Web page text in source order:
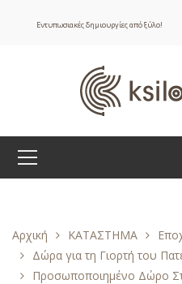
Εντυπωσιακές δημιουργίες από ξύλο!
Αρχική ΚΑΤΑΣΤΗΜΑ
Δώρα για τη Γιορτή του
Προσωποποιημένο Δώρο